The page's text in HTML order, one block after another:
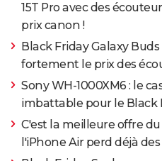
15T Pro avec des
prix canon !
Black Friday Galaxy
fortement le prix des
Sony WH-1000XM6 : le
imbattable pour le Black
C'est la meilleure offre du
l'iPhone Air perd déjà